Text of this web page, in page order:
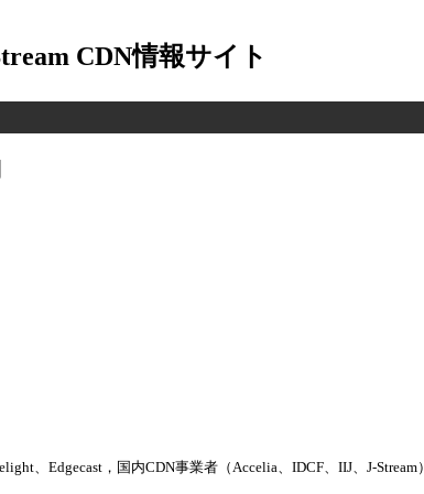
CDN情報サイト
、Edgecast，国内CDN事業者（Accelia、IDCF、IIJ、J-Stream）